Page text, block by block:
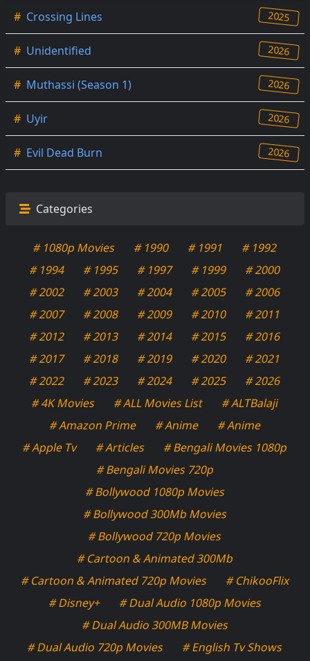
# Crossing Lines 2025
# Unidentified 2026
# Muthassi (Season 1) 2026
# Uyir 2026
# Evil Dead Burn 2026
Categories
# 1080p Movies # 1990 # 1991
# 1992
# 1994
# 1995 # 1997 # 1999
# 2000
# 2002
# 2003 # 2004 # 2005
# 2006
# 2007
# 2008 # 2009 # 2010
# 2011
# 2012
# 2013 # 2014 # 2015
# 2016
# 2017
# 2018 # 2019 # 2020
# 2021
# 2022
# 2023 # 2024 # 2025
# 2026
# 4K Movies
# ALL Movies List
# ALTBalaji
# Amazon Prime
# Anime
# Anime
# Apple Tv
# Articles
# Bengali Movies 1080p
# Bengali Movies 720p
# Bollywood 1080p Movies
# Bollywood 300Mb Movies
# Bollywood 720p Movies
# Cartoon & Animated 300Mb
# Cartoon & Animated 720p Movies
# ChikooFlix
# Disney+
# Dual Audio 1080p Movies
# Dual Audio 300MB Movies
# Dual Audio 720p Movies
# English Tv Shows